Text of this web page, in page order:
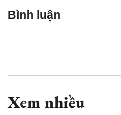
Bình luận
Xem nhiều